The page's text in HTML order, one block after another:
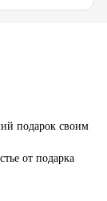
подарок своим
от подарка